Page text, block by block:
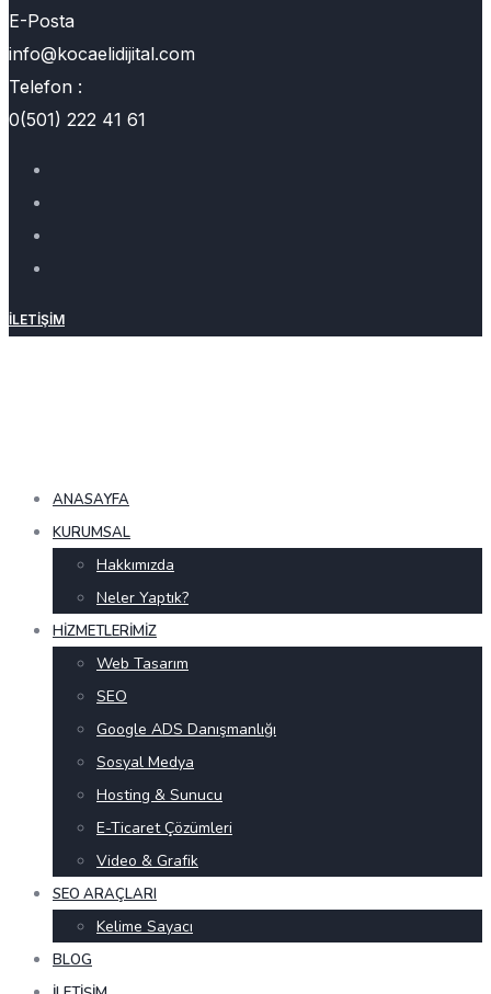
E-Posta
info@kocaelidijital.com
Telefon :
0(501) 222 41 61
İLETIŞIM
ANASAYFA
KURUMSAL
Hakkımızda
Neler Yaptık?
HIZMETLERIMIZ
Web Tasarım
SEO
Google ADS Danışmanlığı
Sosyal Medya
Hosting & Sunucu
E-Ticaret Çözümleri
Video & Grafik
SEO ARAÇLARI
Kelime Sayacı
BLOG